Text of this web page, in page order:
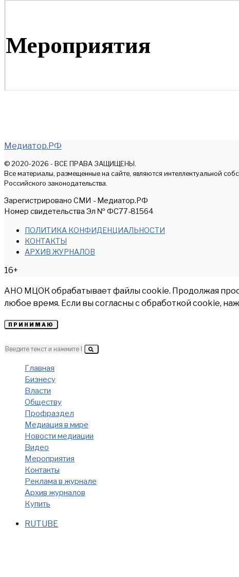
Мероприятия
Медиатор.РФ
© 2020-2026 - ВСЕ ПРАВА ЗАЩИЩЕНЫ.
Все материалы, размещенные на сайте, являются интеллектуальной
Российского законодательства.
Зарегистрировано СМИ - Медиатор.РФ
Номер свидетельства Эл № ФС77-81564
ПОЛИТИКА КОНФИДЕНЦИАЛЬНОСТИ
КОНТАКТЫ
АРХИВ ЖУРНАЛОВ
16+
АНО МЦОК обрабатывает файлы cookie. Продолжая
любое время. Если вы согласны с обработкой cookie,
ПРИНИМАЮ
Главная
Бизнесу
Власти
Обществу
Профраздел
Медиация в мире
Новости медиации
Видео
Мероприятия
Контакты
Реклама в журнале
Архив журналов
Купить
RUTUBE